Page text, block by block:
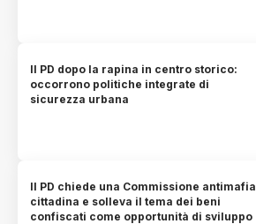
Il PD dopo la rapina in centro storico:
occorrono politiche integrate di
sicurezza urbana
Il PD chiede una Commissione antimafia
cittadina e solleva il tema dei beni
confiscati come opportunità di sviluppo